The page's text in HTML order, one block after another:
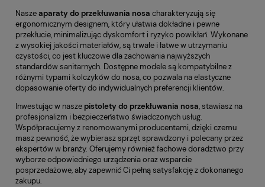
Naszeaparaty do przekłuwania nosa charakteryzują się
ergonomicznym designem, który ułatwia dokładne i pewne
przekłucie, minimalizując dyskomfort i ryzyko powikłań. Wykonane
z wysokiej jakości materiałów, są trwałe i łatwe w utrzymaniu
czystości, co jest kluczowe dla zachowania najwyższych
standardów sanitarnych. Dostępne modele są kompatybilne z
różnymi typami kolczyków do nosa, co pozwala na elastyczne
dopasowanie oferty do indywidualnych preferencji klientów.
Inwestując w nasze pistolety do przekłuwania nosa, stawiasz na
profesjonalizm i bezpieczeństwo świadczonych usług.
Współpracujemy z renomowanymi producentami, dzięki czemu
masz pewność, że wybierasz sprzęt sprawdzony i polecany przez
ekspertów w branży. Oferujemy również fachowe doradztwo przy
wyborze odpowiedniego urządzenia oraz wsparcie
posprzedażowe, aby zapewnić Ci pełną satysfakcję z dokonanego
zakupu.